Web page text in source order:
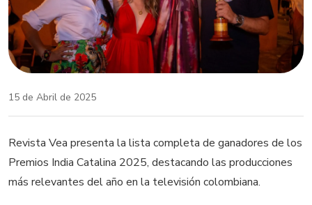
15 de Abril de 2025
Revista Vea presenta la lista completa de ganadores de los
Premios India Catalina 2025, destacando las producciones
más relevantes del año en la televisión colombiana.